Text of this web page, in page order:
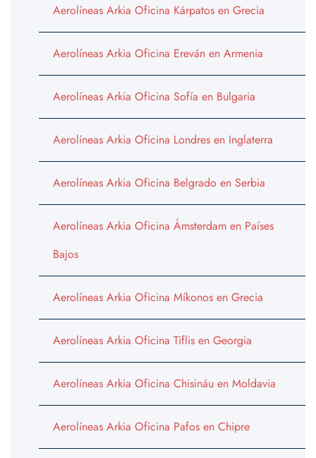
Aerolíneas Arkia Oficina Kárpatos en Grecia
Aerolíneas Arkia Oficina Ereván en Armenia
Aerolíneas Arkia Oficina Sofía en Bulgaria
Aerolíneas Arkia Oficina Londres en Inglaterra
Aerolíneas Arkia Oficina Belgrado en Serbia
Aerolíneas Arkia Oficina Ámsterdam en Países
Bajos
Aerolíneas Arkia Oficina Míkonos en Grecia
Aerolíneas Arkia Oficina Tiflis en Georgia
Aerolíneas Arkia Oficina Chisináu en Moldavia
Aerolíneas Arkia Oficina Pafos en Chipre